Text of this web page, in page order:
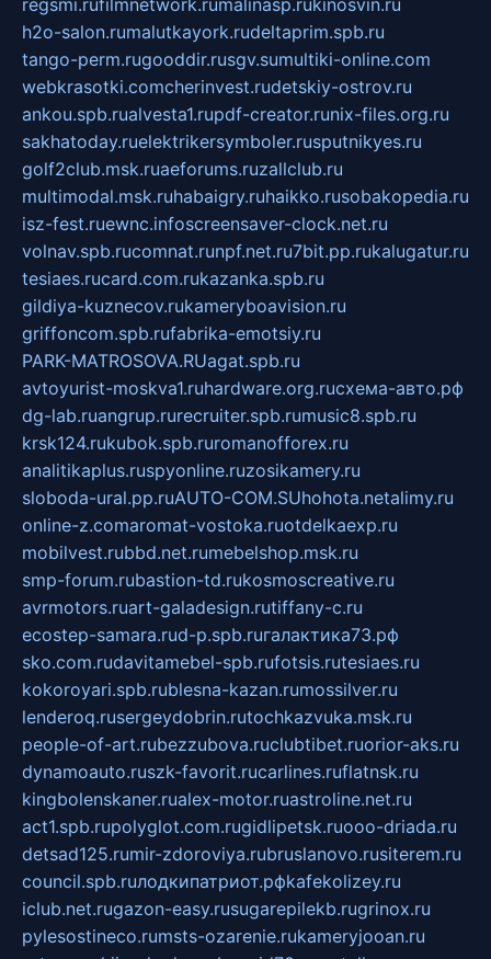
regsmi.rufilmnetwork.rumalinasp.rukinosvin.ru
h2o-salon.rumalutkayork.rudeltaprim.spb.ru
tango-perm.rugooddir.rusgv.sumultiki-online.com
webkrasotki.comcherinvest.rudetskiy-ostrov.ru
ankou.spb.rualvesta1.rupdf-creator.runix-files.org.ru
sakhatoday.ruelektrikersymboler.rusputnikyes.ru
golf2club.msk.ruaeforums.ruzallclub.ru
multimodal.msk.ruhabaigry.ruhaikko.rusobakopedia.ru
isz-fest.ruewnc.infoscreensaver-clock.net.ru
volnav.spb.rucomnat.runpf.net.ru7bit.pp.rukalugatur.ru
tesiaes.rucard.com.rukazanka.spb.ru
gildiya-kuznecov.rukameryboavision.ru
griffoncom.spb.rufabrika-emotsiy.ru
PARK-MATROSOVA.RUagat.spb.ru
avtoyurist-moskva1.ruhardware.org.ruсхема-авто.рф
dg-lab.ruangrup.rurecruiter.spb.rumusic8.spb.ru
krsk124.rukubok.spb.ruromanofforex.ru
analitikaplus.ruspyonline.ruzosikamery.ru
sloboda-ural.pp.ruAUTO-COM.SUhohota.netalimy.ru
online-z.comaromat-vostoka.ruotdelkaexp.ru
mobilvest.rubbd.net.rumebelshop.msk.ru
smp-forum.rubastion-td.rukosmoscreative.ru
avrmotors.ruart-galadesign.rutiffany-c.ru
ecostep-samara.rud-p.spb.ruгалактика73.рф
sko.com.rudavitamebel-spb.rufotsis.rutesiaes.ru
kokoroyari.spb.rublesna-kazan.rumossilver.ru
lenderoq.rusergeydobrin.rutochkazvuka.msk.ru
people-of-art.rubezzubova.ruclubtibet.ruorior-aks.ru
dynamoauto.ruszk-favorit.rucarlines.ruflatnsk.ru
kingbolenskaner.rualex-motor.ruastroline.net.ru
act1.spb.rupolyglot.com.rugidlipetsk.ruooo-driada.ru
detsad125.rumir-zdoroviya.rubruslanovo.rusiterem.ru
council.spb.ruлодкипатриот.рфkafekolizey.ru
iclub.net.rugazon-easy.rusugarepilekb.rugrinox.ru
pylesostineco.rumsts-ozarenie.rukameryjooan.ru